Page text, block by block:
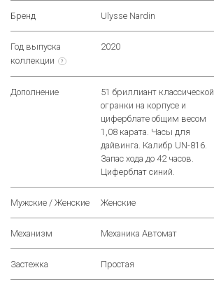
Бренд Ulysse Nardin
Год выпуска
коллекции
?
2020
Дополнение
51 бриллиант классической
огранки на корпусе и
циферблате общим весом
1,08 карата. Часы для
дайвинга. Калибр UN-816.
Запас хода до 42 часов.
Циферблат синий.
Мужские / Женские Женские
Механизм Механика Автомат
Застежка Простая